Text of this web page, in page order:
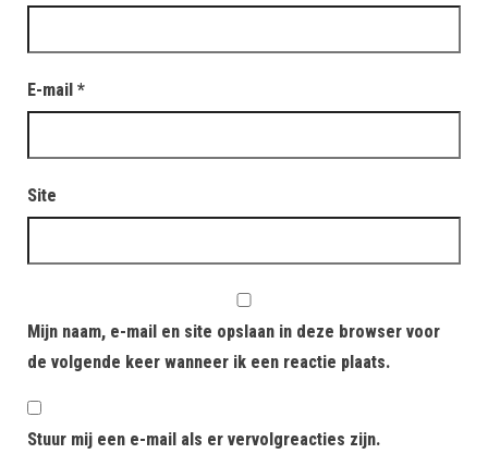
E-mail *
Site
Mijn naam, e-mail en site opslaan in deze browser voor
de volgende keer wanneer ik een reactie plaats.
Stuur mij een e-mail als er vervolgreacties zijn.